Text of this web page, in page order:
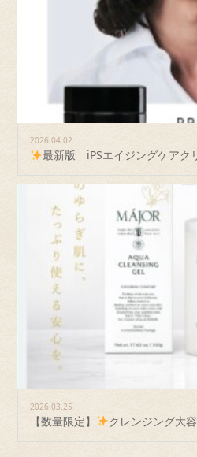
2026.04.02
最新版 iPSエイジングケアク
2026.03.25
【数量限定】 クレンジング大